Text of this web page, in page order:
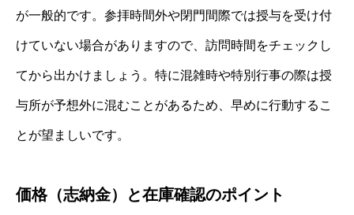
が一般的です。参拝時間外や閉門間際では授与を受け付
けていない場合がありますので、訪問時間をチェックし
てから出かけましょう。特に混雑時や特別行事の際は授
与所が予想外に混むことがあるため、早めに行動するこ
とが望ましいです。
価格（志納金）と在庫確認のポイント